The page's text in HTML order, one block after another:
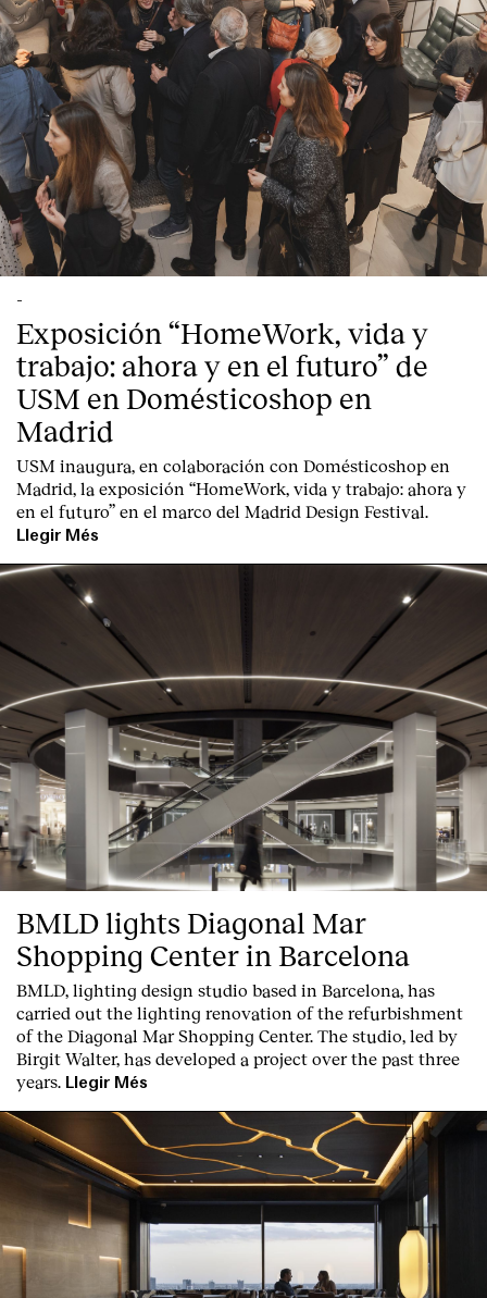
Contacte
-
Exposición “HomeWork, vida y
trabajo: ahora y en el futuro” de
USM en Domésticoshop en
Madrid
USM inaugura, en colaboración con Domésticoshop en
Madrid, la exposición “HomeWork, vida y trabajo: ahora y
en el futuro” en el marco del Madrid Design Festival.
Llegir Més
BMLD lights Diagonal Mar
Shopping Center in Barcelona
BMLD, lighting design studio based in Barcelona, has
carried out the lighting renovation of the refurbishment
of the Diagonal Mar Shopping Center. The studio, led by
Birgit Walter, has developed a project over the past three
years. Llegir Més